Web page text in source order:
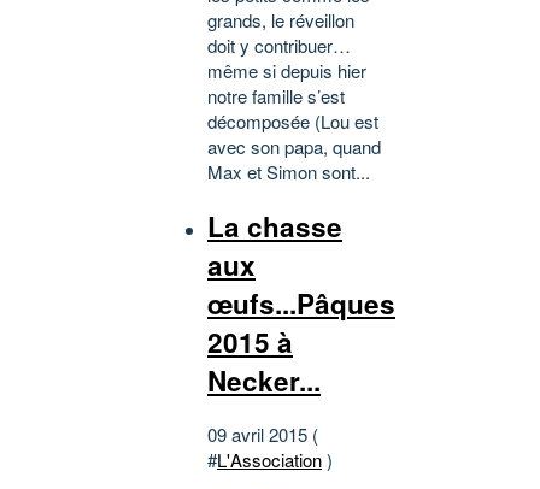
grands, le réveillon
doit y contribuer…
même si depuis hier
notre famille s’est
décomposée (Lou est
avec son papa, quand
Max et Simon sont...
La chasse
aux
œufs...Pâques
2015 à
Necker...
09 avril 2015 (
#L'Association)